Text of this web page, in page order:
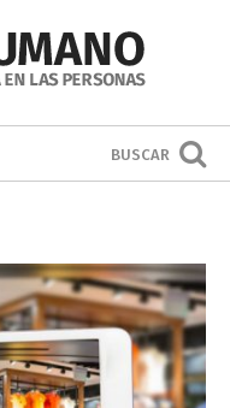
BUSCAR